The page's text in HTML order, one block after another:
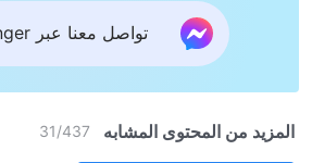
تواصل معنا عبر Messenger
المزيد من المحتوى المشابه 31/437